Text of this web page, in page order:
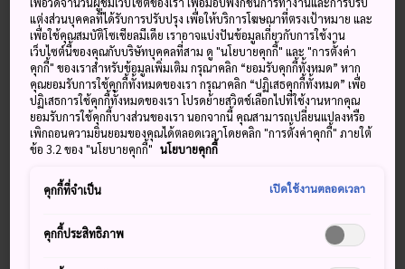
คำสำคัญ แผนที่
ป้อมปราการยุคกลางที่อยู่ใกล้กับกรุง
โตเกียว
ปราสาทโอะดะวะระ ซึ่งสร้างขึ้นครั้งแรกประมาณกลางศตวรรษ
ที่สิบห้า เป็นปราสาท 3 ระดับมีตัวตึกหลัก 5 ชั้นตั้งอยู่ในเมืองที่
มีชื่อเดียวกัน ปราสาทแห่งนี้มีชื่อเสียงจากสวนสาธารณะที่เต็ม
ไปด้วยดอกไม้ พร้อมขบวนรถไฟขนาดจิ๋วและสวนสนุกขนาดเล็ก
อยู่ห่างจากโตเกียว 1 ชั่วโมงเท่านั้น ทำให้เป็นสถานที่ที่เดินทาง
ได้อย่างสะดวกและเพลิดเพลินเพื่อสัมผัสประวัติศาสตร์ยุค
เพื่อวัดจำนวนผู้ชมเว็บไซต์ของเรา เพื่อมอบฟังก์ชันการทำงานและการปรับ
แต่งส่วนบุคคลที่ได้รับการปรับปรุง เพื่อให้บริการโฆษณาที่ตรงเป้าหมาย และ
เพื่อใช้คุณสมบัติโซเชียลมีเดีย เราอาจแบ่งปันข้อมูลเกี่ยวกับการใช้งาน
เว็บไซต์นี้ของคุณกับบริษัทบุคคลที่สาม ดู "นโยบายคุกกี้" และ "การตั้งค่า
คุกกี้" ของเราสำหรับข้อมูลเพิ่มเติม กรุณาคลิก “ยอมรับคุกกี้ทั้งหมด” หาก
คุณยอมรับการใช้คุกกี้ทั้งหมดของเรา กรุณาคลิก “ปฏิเสธคุกกี้ทั้งหมด” เพื่อ
ปฏิเสธการใช้คุกกี้ทั้งหมดของเรา โปรดย้ายสวิตช์เลือกไปที่ใช้งานหากคุณ
ยอมรับการใช้คุกกี้บางส่วนของเรา นอกจากนี้ คุณสามารถเปลี่ยนแปลงหรือ
เพิกถอนความยินยอมของคุณได้ตลอดเวลาโดยคลิก "การตั้งค่าคุกกี้" ภายใต้
ข้อ 3.2 ของ "นโยบายคุกกี้" นโยบายคุกกี้
คุกกี้ที่จำเป็น เปิดใช้งานตลอดเวลา
คุกกี้ประสิทธิภาพ